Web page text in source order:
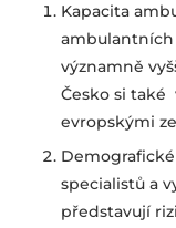
Kapacita
ambulantních
významně
Česko si také
evropskými
specialistů a
představují